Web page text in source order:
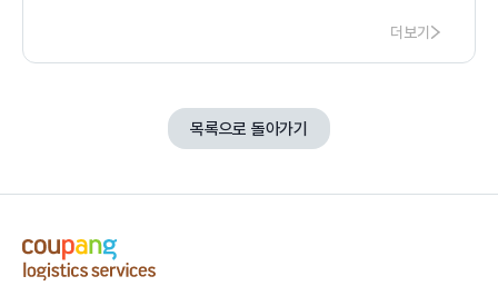
더보기
목록으로 돌아가기